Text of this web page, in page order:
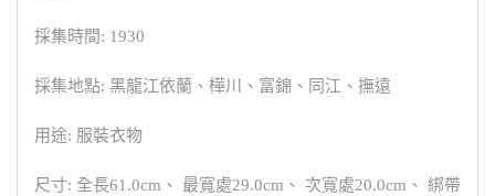
採集時間: 1930
採集地點: 黑龍江依蘭、樺川、富錦、同江、撫遠
用途: 服裝衣物
尺寸: 全長61.0cm、 最寬處29.0cm、 次寬處20.0cm、 綁帶